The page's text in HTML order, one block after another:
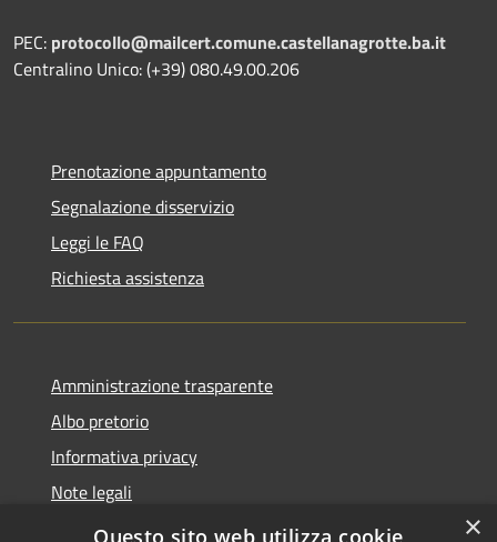
PEC: protocollo@mailcert.comune.castellanagrotte.ba.it
Centralino Unico: (+39) 080.49.00.206
Prenotazione appuntamento
Segnalazione disservizio
Leggi le FAQ
Richiesta assistenza
Amministrazione trasparente
Albo pretorio
Informativa privacy
Note legali
Dichiarazione di accessibilità
×
Questo sito web utilizza cookie